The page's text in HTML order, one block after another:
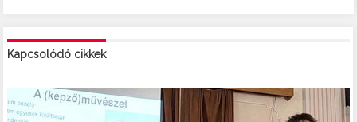
Kapcsolódó cikkek